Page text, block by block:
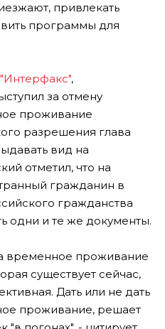
привлекать
программы для
"Интерфакс",
за отмену
проживание
разрешения глава
вид на
отметил, что на
гражданин в
гражданства
одни и те же документы.
временное проживание
существует сейчас,
Дать или не дать
проживание, решает